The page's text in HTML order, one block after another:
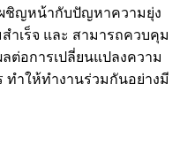
ชิญหน้ากับปัญหาความยุ่ง
ำเร็จ และ สามารถควบคุม
ต่อการเปลี่ยนแปลงความ
ทำให้ทำงานร่วมกันอย่างมี